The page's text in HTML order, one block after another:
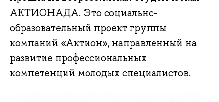
АКТИОНАДА. Это социально-
образовательный проект группы
компаний «Актион», направленный на
развитие профессиональных
компетенций молодых специалистов.